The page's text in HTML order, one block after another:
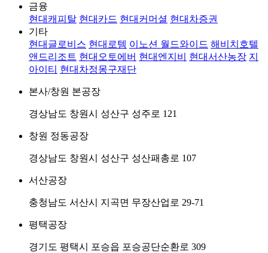
금융
현대캐피탈 현대카드 현대커머셜 현대차증권
기타
현대글로비스 현대로템 이노션 월드와이드 해비치호텔
앤드리조트 현대오토에버 현대엔지비 현대서산농장 지
아이티 현대차정몽구재단
본사/창원 본공장
경상남도 창원시 성산구 성주로 121
창원 정동공장
경상남도 창원시 성산구 성산패총로 107
서산공장
충청남도 서산시 지곡면 무장산업로 29-71
평택공장
경기도 평택시 포승읍 포승공단순환로 309